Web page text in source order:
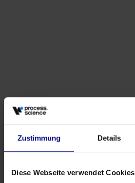
Zustimmung Details
Diese Webseite verwendet Cookies